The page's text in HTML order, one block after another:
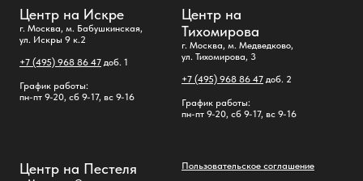
Центр на Искре
г. Москва, м. Бабушкинская,
ул. Искры 9 к.2
+7 (495) 968 86 47 доб. 1
График работы:
пн-пт 9-20, сб 9-17, вс 9-16
Центр на
Тихомирова
г. Москва, м. Медведково,
ул. Тихомирова, 3
+7 (495) 968 86 47 доб. 2
График работы:
пн-пт 9-20, сб 9-17, вс 9-16
Центр на Пестеля Пользовательское соглашение